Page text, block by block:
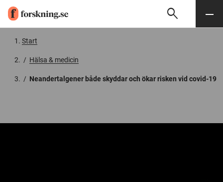
Söksearch Meny
Start
/ Hälsa & medicin
/ Neandertalgener både skyddar och ökar risken vid covid-19